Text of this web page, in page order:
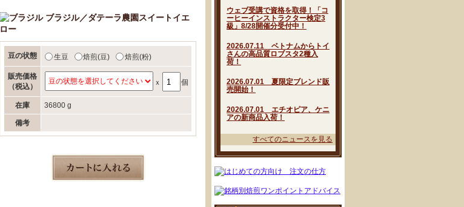
ウェブ受講で資格を取得！「コ
ーヒーインストラクター検定3
級」8/28開催分受付中！
2026.07.11 ベトナムからトイ
さんの高品質ロブスタ2種入
荷！
2026.07.01 夏限定ブレンド販
売開始！
2026.07.01 エチオピア、ケニ
アの新商品入荷！
すべてのニュースを見る
ブラジル／ダテーラ農園スイートイエ
ロー
豆の状態 生豆 焙煎(豆) 焙煎(粉)
販売価格
（税込）
ｘ 個
在庫 36800 g
備考